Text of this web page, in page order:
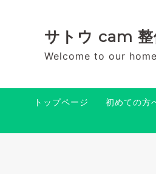
サトウ cam 整
Welcome to our
トップページ 初めての方